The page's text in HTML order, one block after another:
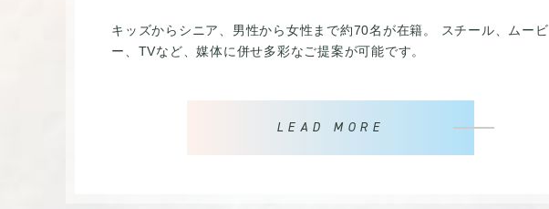
キッズからシニア、男性から女性まで約70名が在籍。 スチール、ムービ
ー、TVなど、媒体に併せ多彩なご提案が可能です。
LEAD MORE